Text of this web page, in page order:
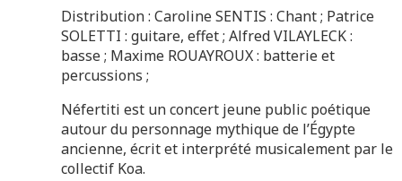
Distribution : Caroline SENTIS : Chant ; Patrice
SOLETTI : guitare, effet ; Alfred VILAYLECK :
basse ; Maxime ROUAYROUX : batterie et
percussions ;
Néfertiti est un concert jeune public poétique
autour du personnage mythique de l’Égypte
ancienne, écrit et interprété musicalement par le
collectif Koa.